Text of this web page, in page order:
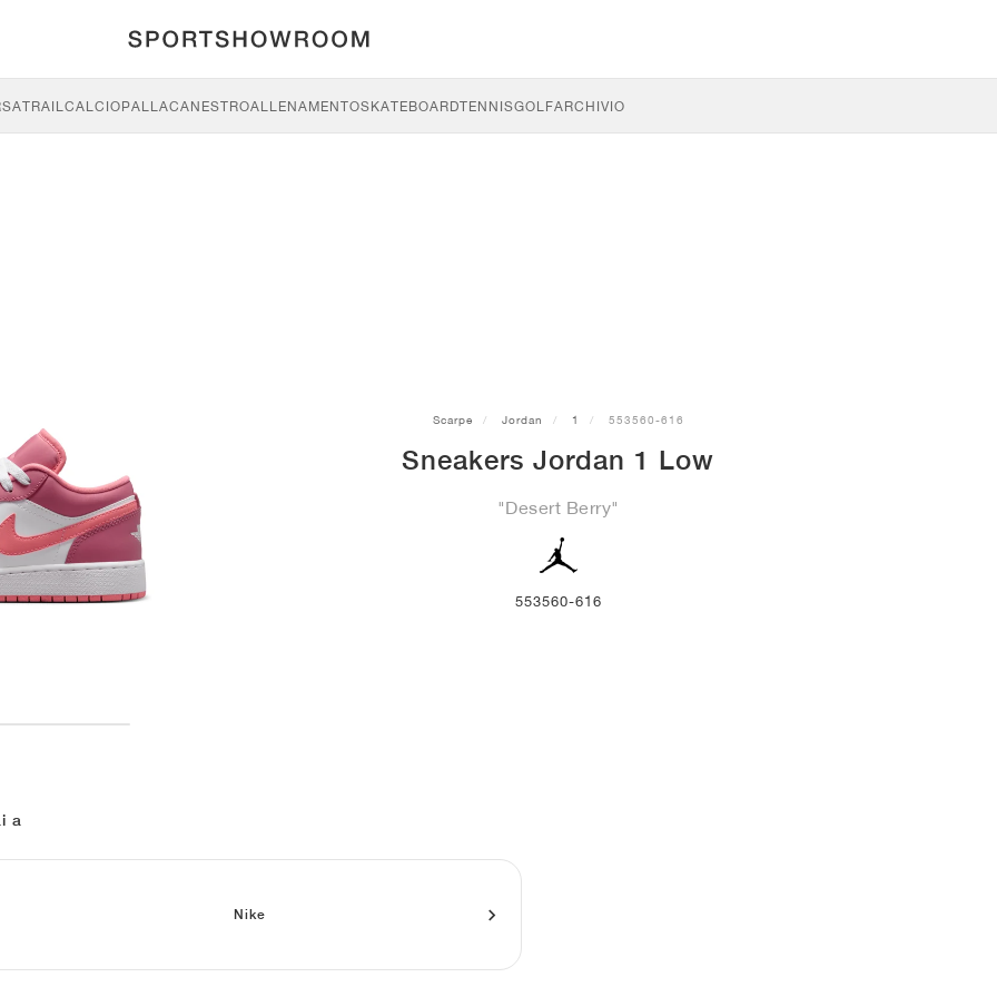
TRAILCALCIOPALLACANESTROALLENAMENTOSKATEBOARDTENNISGOLFARCHIVIO
Scarpe Jordan 1 553560-616
Sneakers Jordan 1 Low
"Desert Berry"
553560-616
a
Nike